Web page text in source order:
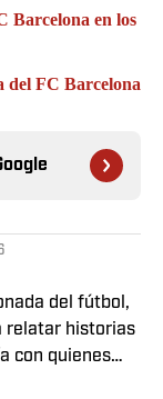
Barcelona en los
del FC Barcelona
del fútbol,
relatar historias
con quienes